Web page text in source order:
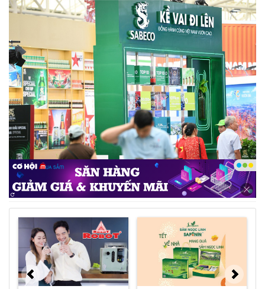
Gian hàng trưng bày của Sabeco tại Triển lãm thành
tựu đất nước 2025. Ảnh: DNCC